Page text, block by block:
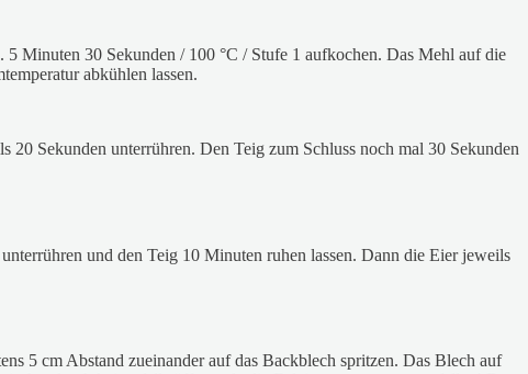
Minuten 30 Sekunden / 100 °C / Stufe 1 aufkochen. Das Mehl auf die
abkühlen lassen.
Sekunden unterrühren. Den Teig zum Schluss noch mal 30 Sekunden
und den Teig 10 Minuten ruhen lassen. Dann die Eier jeweils
5 cm Abstand zueinander auf das Backblech spritzen. Das Blech auf